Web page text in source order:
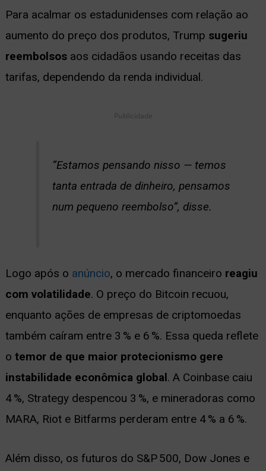
Para acalmar os estadunidenses com relação ao
aumento do preço dos produtos, Trump sugeriu
reembolsosaos cidadãos usando receitas das
tarifas, dependendo da renda individual.
Publicidade
“Estamos pensando nisso — temos
tanta entrada de dinheiro, pensamos
num pequeno reembolso”, disse.
Logo após o anúncio, o mercado financeiro reagiu
com volatilidade. O preço do Bitcoin recuou,
enquanto ações de empresas de criptomoedas
também caíram entre 3 % e 6 %. Essa queda reflete
o temor de que maior protecionismo gere
instabilidade econômica global. A Coinbase caiu
4 %, Strategy despencou 3 %, e mineradoras como
MARA, Riot e Bitfarms perderam entre 4 % a 6 %.
Além disso, os futuros do S&P 500, Dow Jones e